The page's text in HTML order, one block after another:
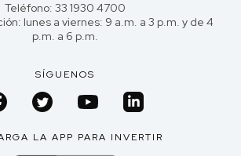
Teléfono: 33 1930 4700
lunes a viernes: 9 a.m. a 3 p.m. y de 4
p.m. a 6 p.m.
SÍGUENOS
LA APP PARA INVERTIR